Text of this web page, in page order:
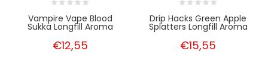
Vampire Vape Blood
Sukka Longfill Aroma
€12,55
Drip Hacks Green Apple
Splatters Longfill Aroma
€15,55